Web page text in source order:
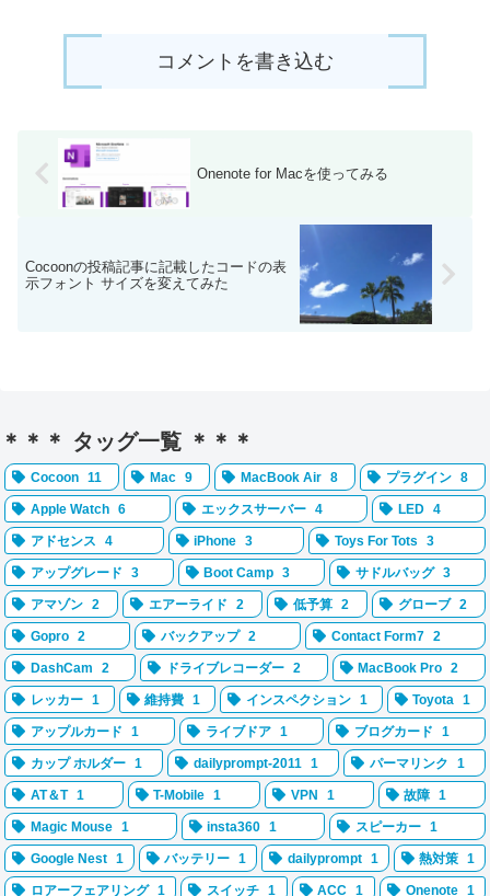
コメントを書き込む
Onenote for Macを使ってみる
Cocoonの投稿記事に記載したコードの表
示フォント サイズを変えてみた
＊＊＊ タッグ一覧 ＊＊＊
Cocoon 11 Mac 9 MacBook Air 8 プラグイン 8
Apple Watch 6 エックスサーバー 4 LED 4
アドセンス 4 iPhone 3 Toys For Tots 3
アップグレード 3 Boot Camp 3 サドルバッグ 3
アマゾン 2 エアーライド 2 低予算 2 グローブ 2
Gopro 2 バックアップ 2 Contact Form7 2
DashCam 2 ドライブレコーダー 2 MacBook Pro 2
レッカー 1 維持費 1 インスペクション 1 Toyota 1
アップルカード 1 ライブドア 1 ブログカード 1
カップ ホルダー 1 dailyprompt-2011 1 パーマリンク 1
AT＆T 1 T-Mobile 1 VPN 1 故障 1
Magic Mouse 1 insta360 1 スピーカー 1
Google Nest 1 バッテリー 1 dailyprompt 1 熱対策 1
ロアーフェアリング 1 スイッチ 1 ACC 1 Onenote 1